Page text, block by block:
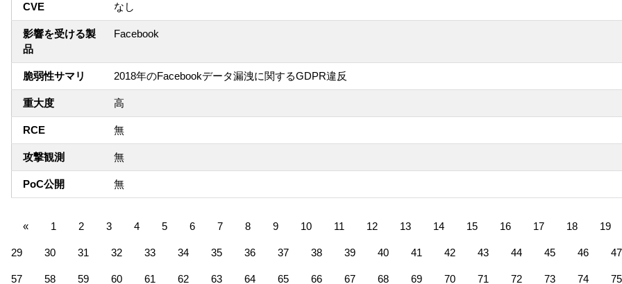
CVE なし
影響を受ける製
品
Facebook
脆弱性サマリ 2018年のFacebookデータ漏洩に関するGDPR違反
重大度 高
RCE 無
攻撃観測 無
PoC公開 無
« 1 2 3 4 5 6 7 8 9 10 11 12 13 14 15 16 17 18 19
29 30 31 32 33 34 35 36 37 38 39 40 41 42 43 44 45 46 47
57 58 59 60 61 62 63 64 65 66 67 68 69 70 71 72 73 74 75